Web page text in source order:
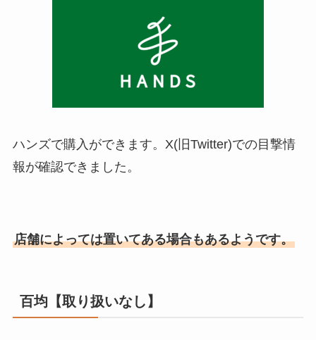
ハンズで購入ができます。X(旧Twitter)での目撃情
報が確認できました。
店舗によっては置いてある場合もあるようです。
百均【取り扱いなし】